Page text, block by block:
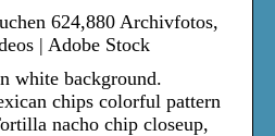
624,880 Archivfotos,
| Adobe Stock
white background.
chips colorful pattern
nacho chip closeup,